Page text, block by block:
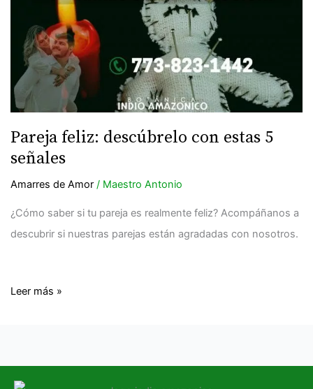
Pareja feliz: descúbrelo con estas 5
señales
Amarres de Amor/ Maestro Antonio
¿Cómo saber si tu pareja es realmente feliz? Acompáñanos a
descubrir si nuestras parejas están agradadas con nosotros.
descúbrelo
estas
señales
Leer más »